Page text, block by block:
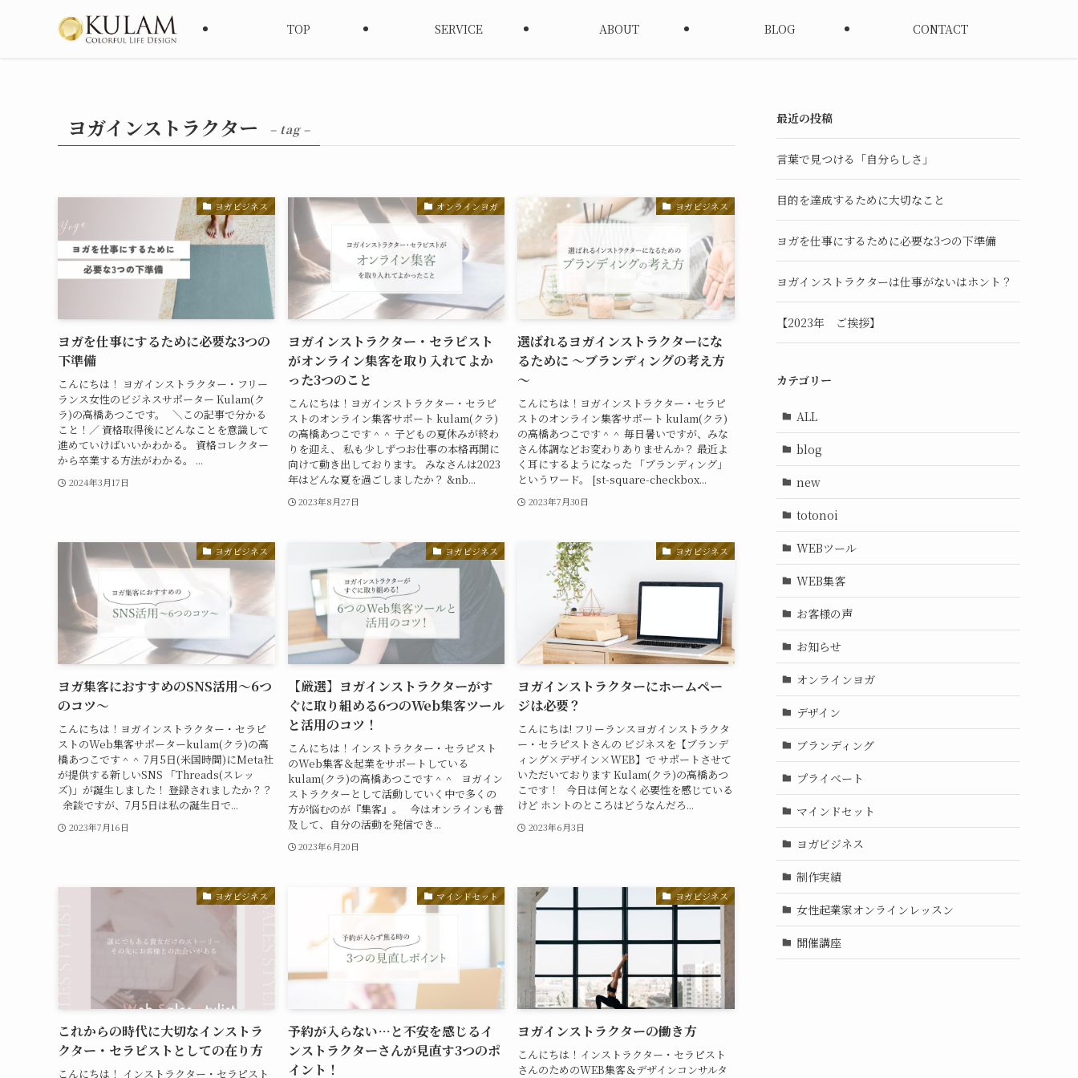
TOP SERVICE ABOUT BLOG CONTACT
ヨガインストラクター – tag –
ヨガビジネス
ヨガを仕事にするために必要な3つの
下準備
こんにちは！ ヨガインストラクター・フリー
ランス女性のビジネスサポーター Kulam(ク
ラ)の高橋あつこです。 ＼この記事で分かる
こと！／ 資格取得後にどんなことを意識して
進めていけばいいかわかる。 資格コレクター
から卒業する方法がわかる。 ...
2024年3月17日
オンラインヨガ
ヨガインストラクター・セラピスト
がオンライン集客を取り入れてよか
った3つのこと
こんにちは！ヨガインストラクター・セラピ
ストのオンライン集客サポート kulam(クラ)
の高橋あつこです＾＾ 子どもの夏休みが終わ
りを迎え、 私も少しずつお仕事の本格再開に
向けて動き出しております。 みなさんは2023
年はどんな夏を過ごしましたか？ &nb...
2023年8月27日
ヨガビジネス
選ばれるヨガインストラクターにな
るために ～ブランディングの考え方
～
こんにちは！ヨガインストラクター・セラピ
ストのオンライン集客サポート kulam(クラ)
の高橋あつこです＾＾ 毎日暑いですが、みな
さん体調などお変わりありませんか？ 最近よ
く耳にするようになった 「ブランディング」
というワード。 [st-square-checkbox...
2023年7月30日
ヨガビジネス
ヨガ集客におすすめのSNS活用～6つ
のコツ～
こんにちは！ヨガインストラクター・セラピ
ストのWeb集客サポーターkulam(クラ)の高
橋あつこです＾＾ 7月5日(米国時間)にMeta社
が提供する新しいSNS 「Threads(スレッ
ズ)」が誕生しました！ 登録されましたか？？
余談ですが、7月5日は私の誕生日で...
2023年7月16日
ヨガビジネス
【厳選】ヨガインストラクターがす
ぐに取り組める6つのWeb集客ツール
と活用のコツ！
こんにちは！インストラクター・セラピスト
のWeb集客＆起業をサポートしている
kulam(クラ)の高橋あつこです＾＾ ヨガイン
ストラクターとして活動していく中で多くの
方が悩むのが『集客』。 今はオンラインも普
及して、自分の活動を発信でき...
2023年6月20日
ヨガビジネス
ヨガインストラクターにホームペー
ジは必要？
こんにちは! フリーランスヨガインストラクタ
ー・セラピストさんの ビジネスを【ブランデ
ィング×デザイン×WEB】で サポートさせて
いただいております Kulam(クラ)の高橋あつ
こです！ 今日は何となく必要性を感じている
けど ホントのところはどうなんだろ...
2023年6月3日
ヨガビジネス
これからの時代に大切なインストラ
クター・セラピストとしての在り方
こんにちは！ インストラクター・セラピスト
マインドセット
予約が入らない…と不安を感じるイ
ンストラクターさんが見直す3つのポ
イント！
ヨガビジネス
ヨガインストラクターの働き方
こんにちは！インストラクター・セラピスト
さんのためのWEB集客＆デザインコンサルタ
最近の投稿
言葉で見つける「自分らしさ」
目的を達成するために大切なこと
ヨガを仕事にするために必要な3つの下準備
ヨガインストラクターは仕事がないはホント？
【2023年 ご挨拶】
カテゴリー
ALL
blog
new
totonoi
WEBツール
WEB集客
お客様の声
お知らせ
オンラインヨガ
デザイン
ブランディング
プライベート
マインドセット
ヨガビジネス
制作実績
女性起業家オンラインレッスン
開催講座